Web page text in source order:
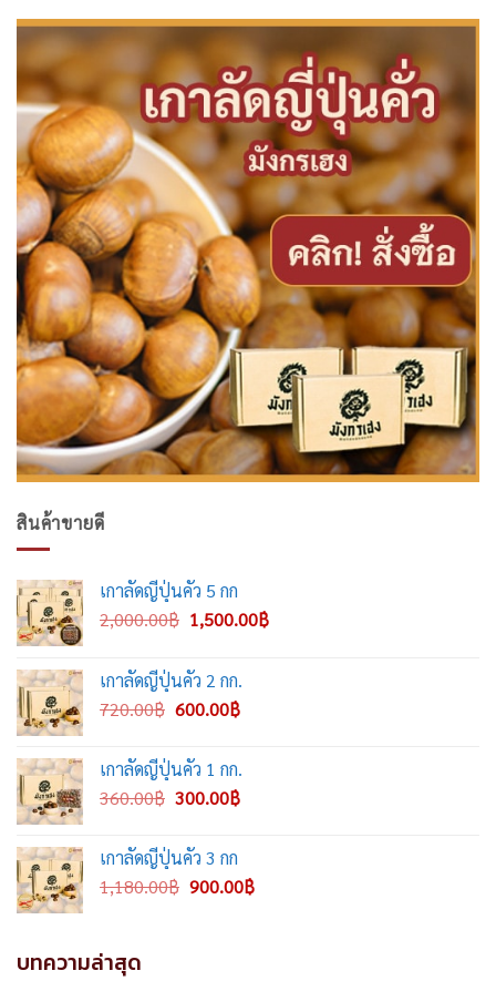
สินค้าขายดี
เกาลัดญี่ปุ่นคั่ว 5 กก
2,000.00฿ Original
was:
2,000.00฿.
1,500.00฿Current
เกาลัดญี่ปุ่นคั่ว 2 กก.
720.00฿ Original
was:
720.00฿.
600.00฿Current
600.00฿.
เกาลัดญี่ปุ่นคั่ว 1 กก.
360.00฿ Original
was:
360.00฿.
300.00฿Current
เกาลัดญี่ปุ่นคั่ว 3 กก
1,180.00฿ Original
900.00฿Current
บทความล่าสุด